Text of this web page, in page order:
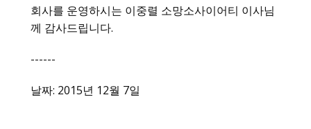
회사를 운영하시는 이중렬 소망소사이어티 이사님
께 감사드립니다.
------
날짜: 2015년 12월 7일